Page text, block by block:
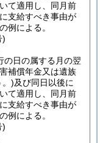
て適用し、同月前
支給すべき事由が
例による。
)
の日の属する月の翌
補償年金又は遺族
。)及び同日以後に
て適用し、同月前
支給すべき事由が
例による。
)